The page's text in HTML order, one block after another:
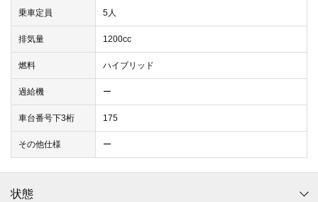
乗車定員 5人
排気量 1200cc
燃料 ハイブリッド
過給機 ー
車台番号下3桁 175
その他仕様 ー
状態